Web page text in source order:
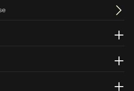
bin mit ihnen einverstanden.